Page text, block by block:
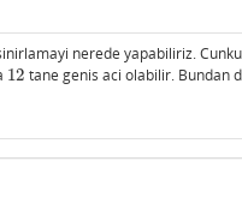
nerede yapabiliriz.
12
12 tane genis aci olabilir. Bundan